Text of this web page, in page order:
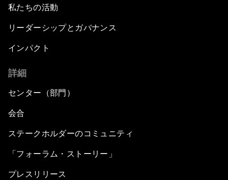
私たちの活動
リーダーシップとガバナンス
インパクト
詳細
センター（部門）
会合
ステークホルダーのコミュニティ
「フォーラム・ストーリー」
プレスリリース